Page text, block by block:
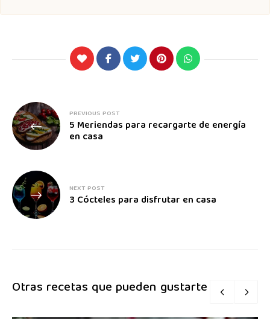
PREVIOUS POST
5 Meriendas para recargarte de energía
en casa
NEXT POST
3 Cócteles para disfrutar en casa
Otras recetas que pueden gustarte